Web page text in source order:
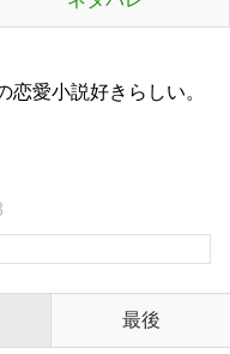
恋愛小説好きらしい。
最後